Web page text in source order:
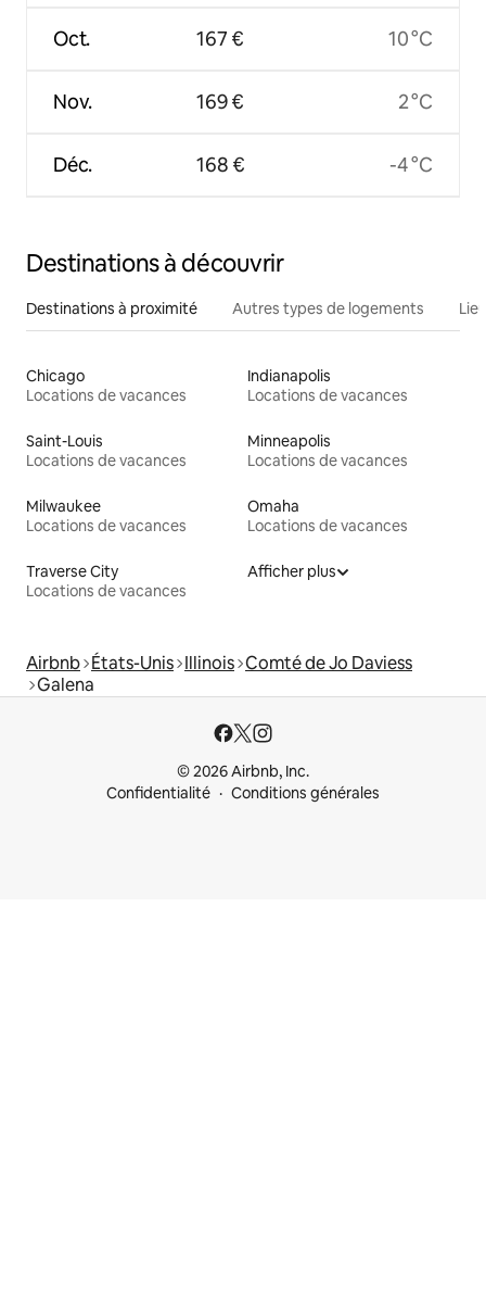
Oct.
Nov.
Déc.
167 €
169 €
168 €
10 °C
2 °C
-4 °C
Destinations à découvrir
Destinations à proximité Autres types de logements
Chicago
Locations de vacances
Indianapolis
Locations de vacances
Saint-Louis
Locations de vacances
Minneapolis
Locations de vacances
Milwaukee
Locations de vacances
Omaha
Locations de vacances
Traverse City
Locations de vacances
Afficher plus
Airbnb États-Unis Illinois Comté de Jo Daviess
Galena
© 2026 Airbnb, Inc.
Confidentialité
Conditions générales